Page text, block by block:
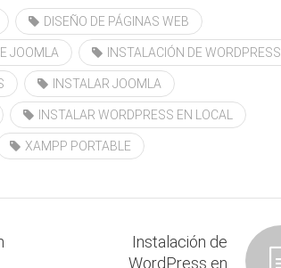
DISEÑO DE PÁGINAS WEB
JOOMLA INSTALACIÓN DE WORDPRESS
INSTALAR JOOMLA
INSTALAR WORDPRESS EN LOCAL
XAMPP PORTABLE
Instalación de
WordPress en